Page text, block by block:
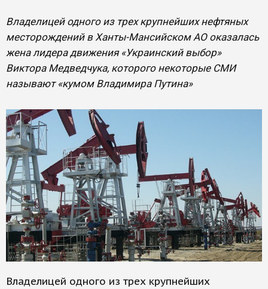
Владелицей одного из трех крупнейших нефтяных
месторождений в Ханты-Мансийском АО оказалась
жена лидера движения «Украинский выбор»
Виктора Медведчука, которого некоторые СМИ
называют «кумом Владимира Путина»
Владелицей одного из трех крупнейших